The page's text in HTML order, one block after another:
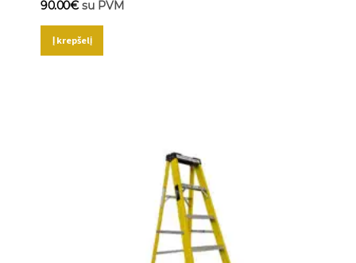
90.00€ su PVM
Į krepšelį